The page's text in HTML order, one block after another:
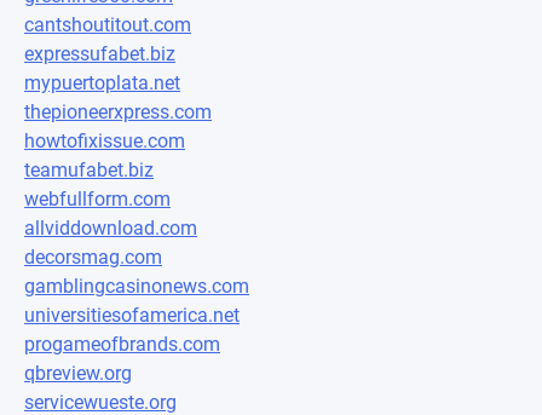
cantshoutitout.com
expressufabet.biz
mypuertoplata.net
thepioneerxpress.com
howtofixissue.com
teamufabet.biz
webfullform.com
allviddownload.com
decorsmag.com
gamblingcasinonews.com
universitiesofamerica.net
progameofbrands.com
qbreview.org
servicewueste.org